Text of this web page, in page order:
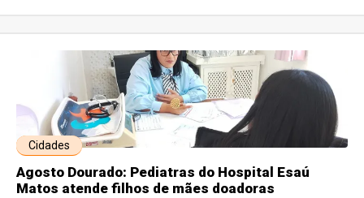
Cidades
Agosto Dourado: Pediatras do Hospital Esaú
Matos atende filhos de mães doadoras